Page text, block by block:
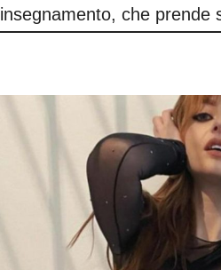
insegnamento, che prende